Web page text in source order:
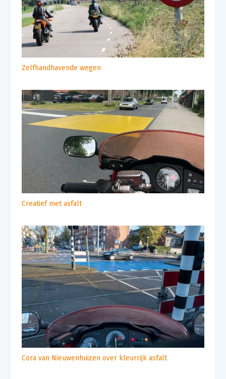
Zelfhandhavende wegen
Creatief met asfalt
Cora van Nieuwenhuizen over kleurrijk asfalt